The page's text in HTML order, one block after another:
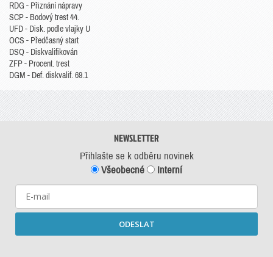
RDG - Přiznání nápravy
SCP - Bodový trest 44.
UFD - Disk. podle vlajky U
OCS - Předčasný start
DSQ - Diskvalifikován
ZFP - Procent. trest
DGM - Def. diskvalif. 69.1
NEWSLETTER
Přihlašte se k odběru novinek
Všeobecné
Interní
ODESLAT